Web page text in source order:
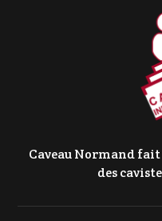
Caveau Normand
des